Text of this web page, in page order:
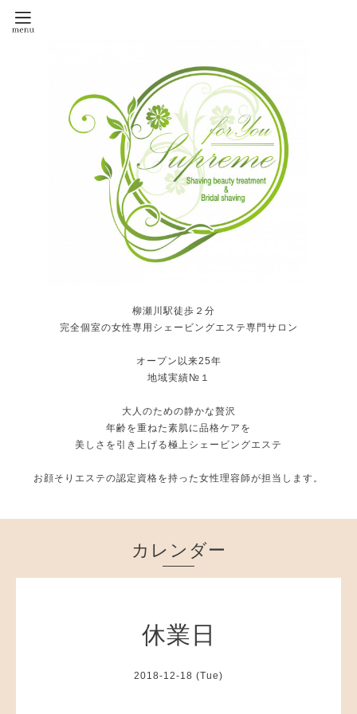
柳瀬川駅徒歩２分
完全個室の女性専用シェービングエステ専門サロン
オープン以来25年
地域実績№１
大人のための静かな贅沢
年齢を重ねた素肌に品格ケアを
美しさを引き上げる極上シェービングエステ
お顔そりエステの認定資格を持った女性理容師が担当します。
カレンダー
休業日
2018-12-18 (Tue)